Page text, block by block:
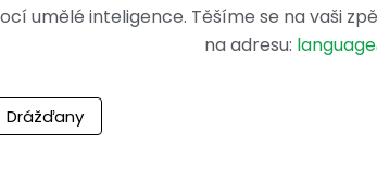
umělé inteligence. Těšíme se na vaši
na adresu:
Drážďany